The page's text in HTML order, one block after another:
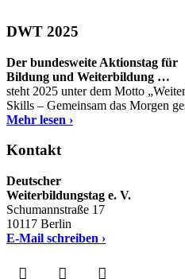
DWT 2025
Der bundesweite Aktionstag für
Bildung und Weiterbildung …
steht 2025 unter dem Motto
Skills – Gemeinsam das Morgen
Mehr lesen ›
Kontakt
Deutscher
Weiterbildungstag e. V.
Schumannstraße 17
10117 Berlin
E-Mail schreiben ›